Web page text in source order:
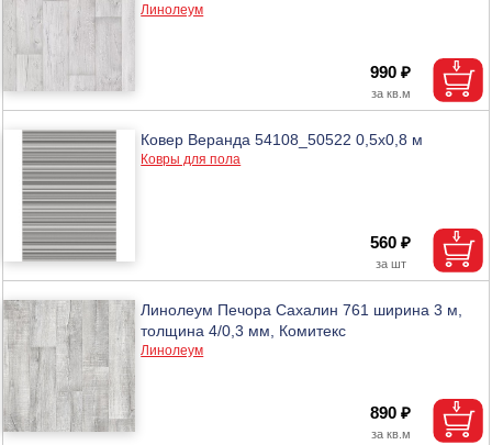
Линолеум
990 ₽
Ковер Веранда 54108_50522 0,5х0,8 м
Ковры для пола
560 ₽
Линолеум Печора Сахалин 761 ширина 3 м,
толщина 4/0,3 мм, Комитекс
Линолеум
890 ₽